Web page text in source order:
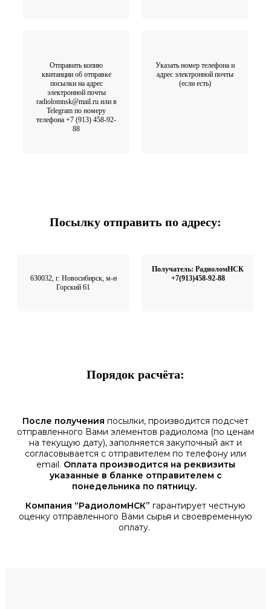
Отправить копию
квитанции об отправке
посылки на адрес
электронной почты
radiolomnsk@mail.ru или в
Telegram по номеру
телефона +7 (913) 458-92-
88
Указать номер телефона и
адрес электронной почты
(если есть)
Посылку отправить по адресу:
630032, г. Новосибирск, м-н
Горский 61
Получатель: РадиоломНСК
+7(913)458-92-88
Порядок расчёта:
После получения посылки, производится подсчет
отправленного Вами элементов радиолома (по ценам
на текущую дату), заполняется закупочный акт и
согласовывается с отправителем по телефону или
email. Оплата производится на реквизиты
указанные в бланке отправителем с
понедельника по пятницу.
Компания “РадиоломНСК” гарантирует честную
оценку отправленного Вами сырья и своевременную
оплату.